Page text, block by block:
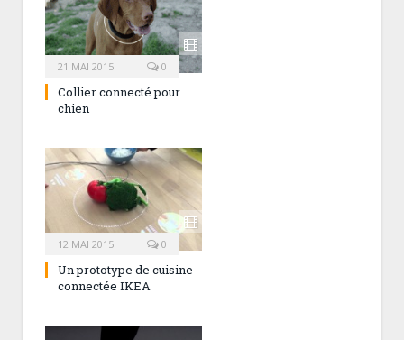
21 MAI 2015 0
Collier connecté pour
chien
12 MAI 2015 0
Un prototype de cuisine
connectée IKEA